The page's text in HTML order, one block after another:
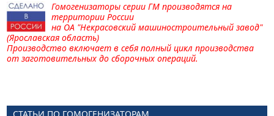
Гомогенизаторы серии ГМ производятся на
территории России
на ОА "Некрасовский машиностроительный завод"
(Ярославская область)
Производство включает в себя полный цикл производства
от заготовительных до сборочных операций.